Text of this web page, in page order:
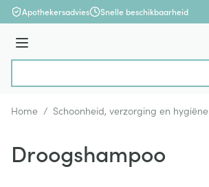
Ga naar de inhoud
Apothekersadvies Snelle beschikbaarheid
Menu
Home / Schoonheid, verzorging en hygiëne
Droogshampoo